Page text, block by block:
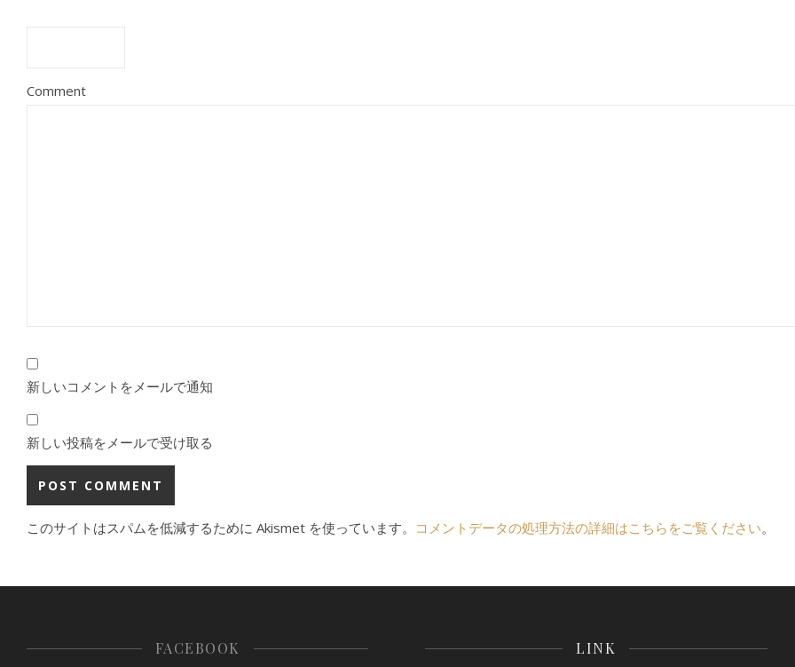
Comment
新しいコメントをメールで通知
新しい投稿をメールで受け取る
このサイトはスパムを低減するために Akismet を使っています。 コメントデータの処理方法の詳細はこちらをご覧ください。
FACEBOOK LINK